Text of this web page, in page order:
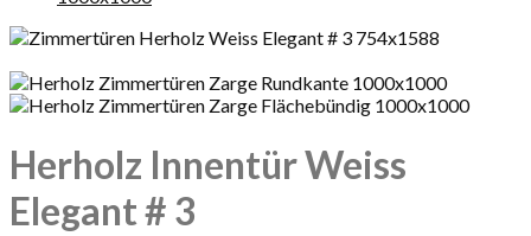
Herholz Innentür Weiss
Elegant # 3